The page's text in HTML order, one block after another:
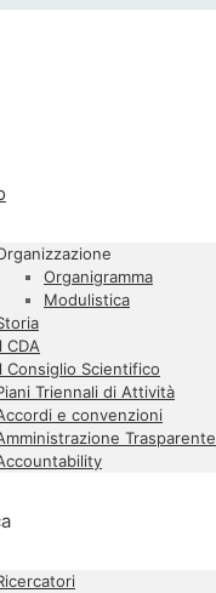
Organigramma
Modulistica
CDA
Consiglio Scientifico
Triennali di Attività
e convenzioni
Trasparente